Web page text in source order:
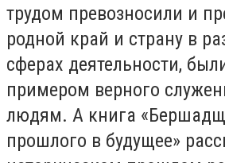
трудом превозносили и
родной край и страну в
сферах деятельности,
примером верного
людям. А книга
прошлого в будущее»